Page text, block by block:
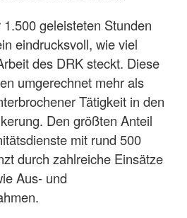
geleisteten Stunden
eindrucksvoll, wie viel
des DRK steckt. Diese
umgerechnet mehr als
Tätigkeit in den
Den größten Anteil
mit rund 500
durch zahlreiche Einsätze
Aus- und